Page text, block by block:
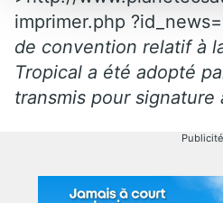
imprimer.php
de convention relatif à
Tropical a été adopté
transmis pour signature
Publicité